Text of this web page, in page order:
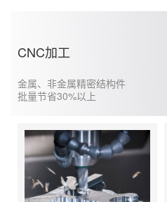
CNC加工
金属、非金属精密结构件
批量节省30%以上